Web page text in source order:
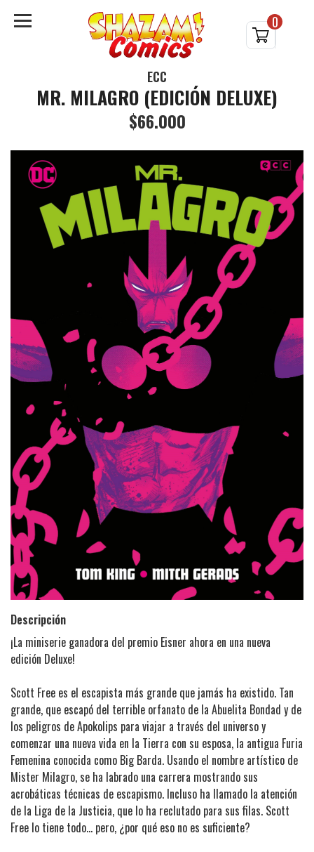
0
ECC
MR. MILAGRO (EDICIÓN DELUXE)
$66.000
Descripción
¡La miniserie ganadora del premio Eisner ahora en una nueva
edición Deluxe!
Scott Free es el escapista más grande que jamás ha existido. Tan
grande, que escapó del terrible orfanato de la Abuelita Bondad y de
los peligros de Apokolips para viajar a través del universo y
comenzar una nueva vida en la Tierra con su esposa, la antigua Furia
Femenina conocida como Big Barda. Usando el nombre artístico de
Mister Milagro, se ha labrado una carrera mostrando sus
acrobáticas técnicas de escapismo. Incluso ha llamado la atención
de la Liga de la Justicia, que lo ha reclutado para sus filas. Scott
Free lo tiene todo… pero, ¿por qué eso no es suficiente?